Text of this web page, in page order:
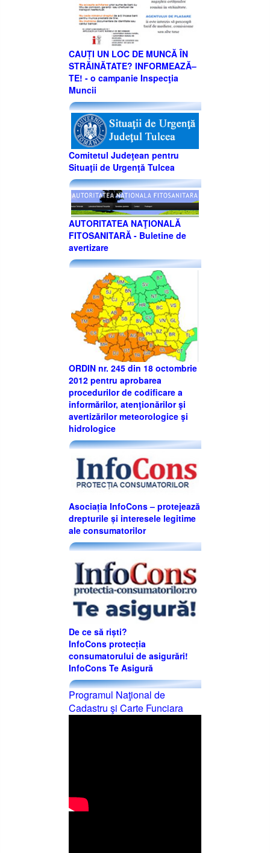
CAUȚI UN LOC DE MUNCĂ ÎN
STRĂINĂTATE? INFORMEAZĂ–
TE! - o campanie Inspecţia
Muncii
Comitetul Judeţean pentru
Situaţii de Urgenţă Tulcea
AUTORITATEA NAŢIONALĂ
FITOSANITARĂ - Buletine de
avertizare
ORDIN nr. 245 din 18 octombrie
2012 pentru aprobarea
procedurilor de codificare a
informărilor, atenţionărilor şi
avertizărilor meteorologice şi
hidrologice
Asociația InfoCons – protejează
drepturile și interesele legitime
ale consumatorilor
De ce să riști?
InfoCons protecția
consumatorului de asigurări!
InfoCons Te Asigură
Programul Naţional de
Cadastru şi Carte Funciara